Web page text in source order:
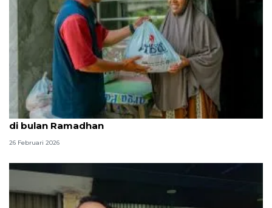
Artha Graha Peduli lanjutkan program Pasar Murah
di bulan Ramadhan
26 Februari 2026